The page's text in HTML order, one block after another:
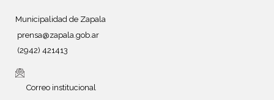
Municipalidad de Zapala
prensa@zapala.gob.ar
(2942) 421413
Correo institucional